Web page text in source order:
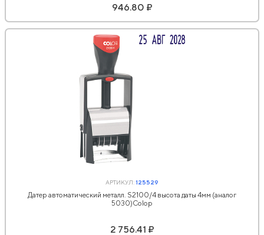
946.80 ₽
АРТИКУЛ:125529
Датер автоматический металл. S2100/4 высота даты 4мм (аналог
5030)Colop
2 756.41 ₽